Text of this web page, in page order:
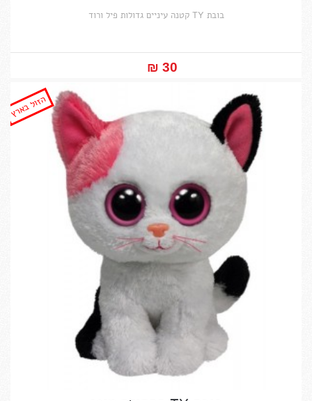
בובת TY קטנה עיניים גדולות פיל ורוד
30 ₪‎
הזול בארץ